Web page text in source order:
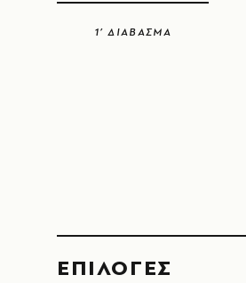
1’ ΔΙΑΒΑΣΜΑ
EΠΙΛΟΓΈΣ